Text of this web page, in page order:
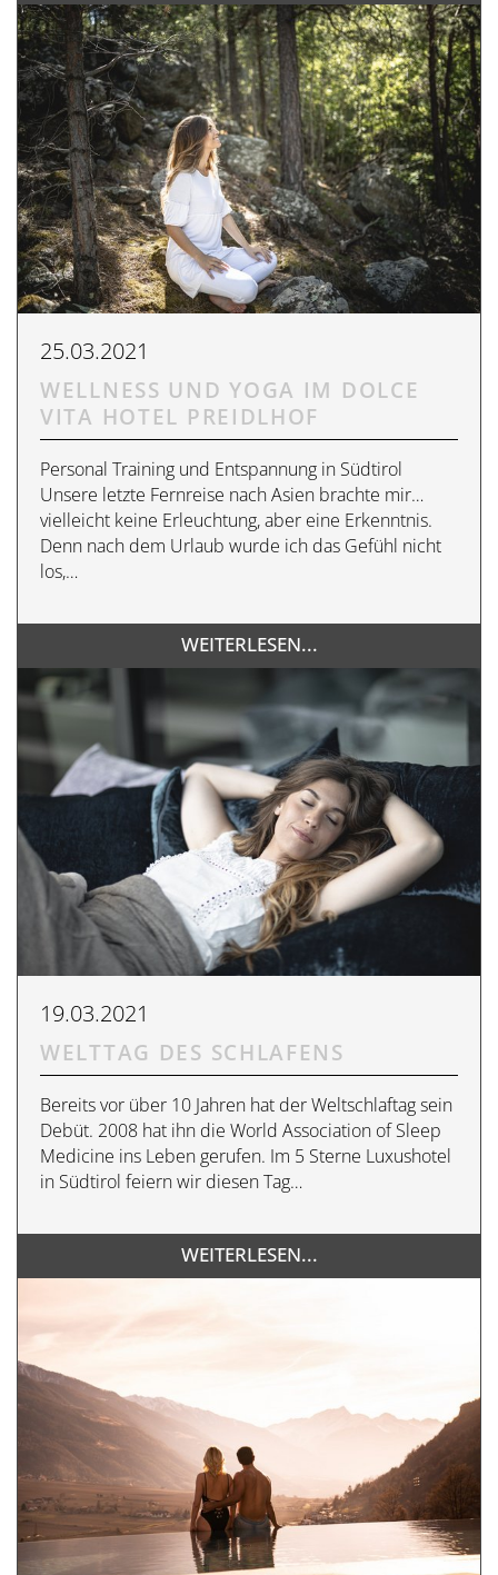
25.03.2021
WELLNESS UND YOGA IM DOLCE
VITA HOTEL PREIDLHOF
Personal Training und Entspannung in Südtirol
Unsere letzte Fernreise nach Asien brachte mir…
vielleicht keine Erleuchtung, aber eine Erkenntnis.
Denn nach dem Urlaub wurde ich das Gefühl nicht
los,…
WEITERLESEN...
19.03.2021
WELTTAG DES SCHLAFENS
Bereits vor über 10 Jahren hat der Weltschlaftag sein
Debüt. 2008 hat ihn die World Association of Sleep
Medicine ins Leben gerufen. Im 5 Sterne Luxushotel
in Südtirol feiern wir diesen Tag…
WEITERLESEN...